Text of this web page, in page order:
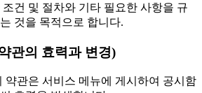
조건 및 절차와 기타 필요한 사항을 규
것을 목적으로 합니다.
관의 효력과 변경)
관은 서비스 메뉴에 게시하여 공시함